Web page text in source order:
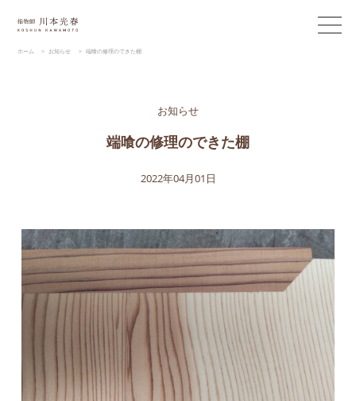
ホーム > お知らせ > 端喰の修理のできた棚
お知らせ
端喰の修理のできた棚
2022年04月01日